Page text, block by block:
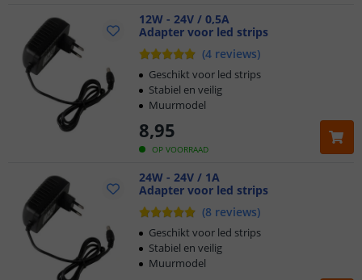
12W - 24V / 0,5A
Adapter voor led strips
(4 reviews)
OP VOORRAAD
8,95
Geschikt voor led strips
Stabiel en veilig
Muurmodel
24W - 24V / 1A
Adapter voor led strips
(8 reviews)
Geschikt voor led strips
Stabiel en veilig
Muurmodel
Klantbeoordeling 9.1
Voor 23:45 uur besteld,morgen in huis
5 jaar garantie